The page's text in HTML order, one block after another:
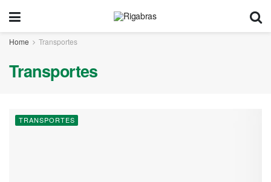
Home Transportes
Transportes
TRANSPORTES